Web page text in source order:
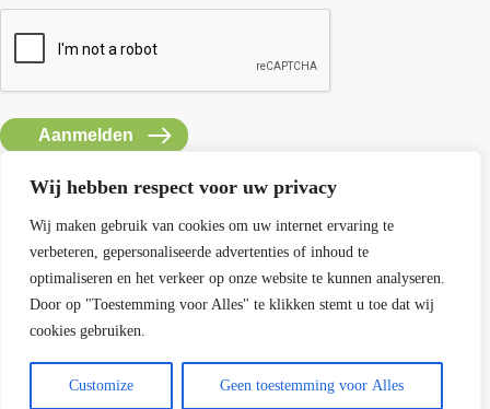
Wij hebben respect voor uw privacy
Wij maken gebruik van cookies om uw internet ervaring te
verbeteren, gepersonaliseerde advertenties of inhoud te
optimaliseren en het verkeer op onze website te kunnen analyseren.
Door op "Toestemming voor Alles" te klikken stemt u toe dat wij
cookies gebruiken.
Customize Geen toestemming voor Alles
Contact SEMH
E: info@semh.info
T: 085-8769770
Contact